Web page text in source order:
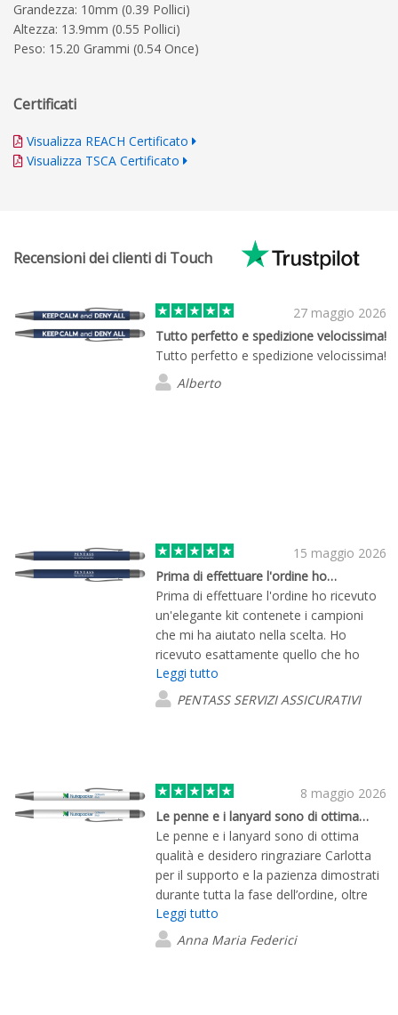
Grandezza: 10mm (0.39 Pollici)
Altezza: 13.9mm (0.55 Pollici)
Peso: 15.20 Grammi (0.54 Once)
Certificati
Visualizza REACH Certificato
Visualizza TSCA Certificato
Recensioni dei clienti di Touch
27 maggio 2026
Tutto perfetto e spedizione velocissima!
Tutto perfetto e spedizione velocissima!
Alberto
15 maggio 2026
Prima di effettuare l'ordine ho…
Prima di effettuare l'ordine ho ricevuto
un'elegante kit contenete i campioni
che mi ha aiutato nella scelta. Ho
ricevuto esattamente quello che ho
ordinato cioè un prodotto di qualità con
stampa del logo perfetta. Ottimo
servizio clienti.
Leggi tutto
PENTASS SERVIZI ASSICURATIVI
8 maggio 2026
Le penne e i lanyard sono di ottima…
Le penne e i lanyard sono di ottima
qualità e desidero ringraziare Carlotta
per il supporto e la pazienza dimostrati
durante tutta la fase dell’ordine, oltre
che per aver seguito con attenzione
una consegna particolarmente urgente.
Leggi tutto
Anna Maria Federici